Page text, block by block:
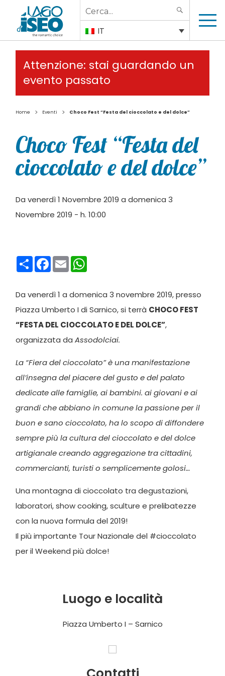
Search
for:
IT
Attenzione: stai guardando un
evento passato
Home > Eventi > Choco Fest “Festa del cioccolato e del dolce”
Choco Fest “Festa del
cioccolato e del dolce”
Da venerdì 1 Novembre 2019 a domenica 3
Novembre 2019 - h. 10:00
CondividiFacebook
Email
Da venerdì 1 a domenica 3 novembre 2019, presso
Piazza Umberto I di Sarnico, si terrà CHOCO FEST
“FESTA DEL CIOCCOLATO E DEL DOLCE”,
organizzata daAssodolciai.
La “Fiera del cioccolato” è una manifestazione
all’insegna del piacere del gusto e del palato
dedicate alle famiglie, ai bambini. ai giovani e ai
grandi che abbiano in comune la passione per il
buon e sano cioccolato, ha lo scopo di diffondere
sempre più la cultura del cioccolato e del dolce
artigianale creando aggregazione tra cittadini,
commercianti, turisti o semplicemente golosi…
Una montagna di cioccolato tra degustazioni,
laboratori, show cooking, sculture e prelibatezze
con la nuova formula del 2019!
Il più importante Tour Nazionale del #cioccolato
per il Weekend più dolce!
Luogo e località
Piazza Umberto I – Sarnico